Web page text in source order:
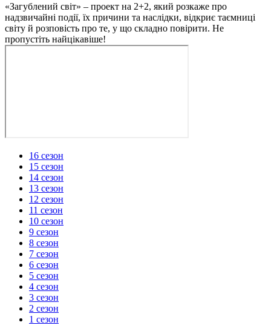
«Загублений світ» – проект на 2+2, який розкаже про
надзвичайні події, їх причини та наслідки, відкриє таємниці
світу й розповість про те, у що складно повірити. Не
пропустіть найцікавіше!
16 сезон
15 сезон
14 сезон
13 сезон
12 сезон
11 сезон
10 сезон
9 сезон
8 сезон
7 сезон
6 сезон
5 сезон
4 сезон
3 сезон
2 сезон
1 сезон